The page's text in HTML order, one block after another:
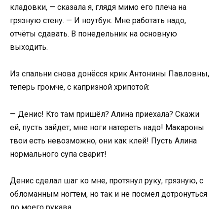
кладовки, — сказала я, глядя мимо его плеча на
грязную стену. — И ноутбук. Мне работать надо,
отчёты сдавать. В понедельник на основную
выходить.
Из спальни снова донёсся крик Антонины Павловны,
теперь громче, с капризной хрипотой:
— Денис! Кто там пришёл? Алина приехала? Скажи
ей, пусть зайдет, мне ноги натереть надо! Макароны
твои есть невозможно, они как клей! Пусть Алина
нормального супа сварит!
Денис сделал шаг ко мне, протянул руку, грязную, с
обломанным ногтем, но так и не посмел дотронуться